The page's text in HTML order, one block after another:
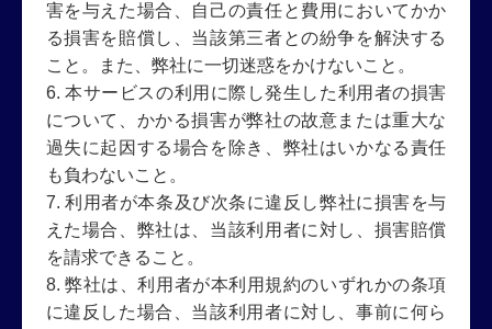
害を与えた場合、自己の責任と費用においてかか
る損害を賠償し、当該第三者との紛争を解決する
こと。また、弊社に一切迷惑をかけないこと。
6. 本サービスの利用に際し発生した利用者の損害
について、かかる損害が弊社の故意または重大な
過失に起因する場合を除き、弊社はいかなる責任
も負わないこと。
7. 利用者が本条及び次条に違反し弊社に損害を与
えた場合、弊社は、当該利用者に対し、損害賠償
を請求できること。
8. 弊社は、利用者が本利用規約のいずれかの条項
に違反した場合、当該利用者に対し、事前に何ら